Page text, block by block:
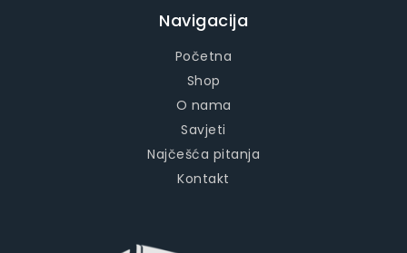
Navigacija
Početna
Shop
O nama
Savjeti
Najčešća pitanja
Kontakt